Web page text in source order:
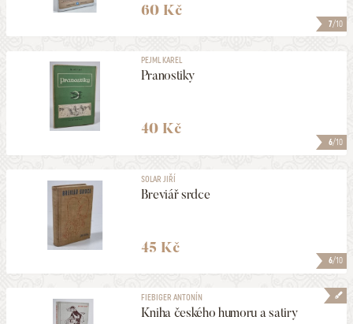
7/10
60 Kč
6/10
PEJML KAREL
Pranostiky
40 Kč
6/10
SOLAR JIŘÍ
Breviář srdce
45 Kč
FIEBIGER ANTONÍN
Kniha českého humoru a satiry